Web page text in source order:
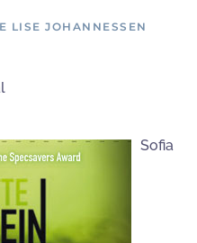
LISE JOHANNESSEN
Sofia